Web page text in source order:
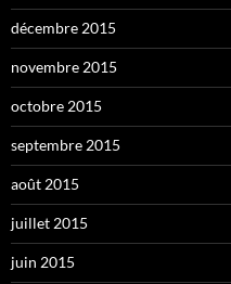
décembre 2015
novembre 2015
octobre 2015
septembre 2015
août 2015
juillet 2015
juin 2015